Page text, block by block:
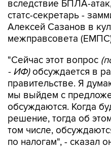
вследствие БПЛА-
статс-секретарь -
Алексей Сазанов в
межправсовета
"Сейчас этот вопрос
- ИФ)обсуждается в
правительстве. Я
мы выйдем с
обсуждаются. Когда
решение, тогда об
том числе,
по налогам", - сказал